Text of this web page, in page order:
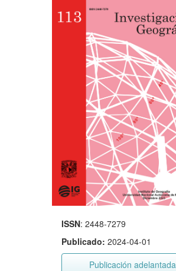
ISSN: 2448-7279
Publicado: 2024-04-01
Publicación adelantada